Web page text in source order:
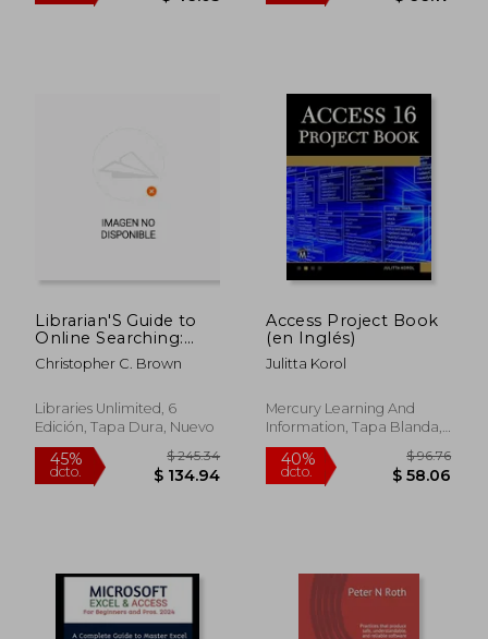
dcto.
45%
dcto. $ 19.96
Librarian'S Guide to
Online Searching:
Cultivating Database
Skills for Research
Inglés)
Christopher C. Brown
Libraries Unlimited, 6
Edición, Tapa Dura, Nuevo
Access Project Book
(en Inglés)
Julitta Korol
Mercury Learning And
Information, Tapa Blanda,
Nuevo